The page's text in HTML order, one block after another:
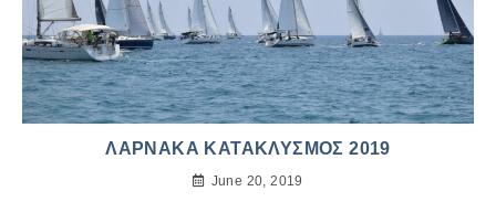
ΛΑΡΝΑΚΑ ΚΑΤΑΚΛΥΣΜΟΣ 2019
June 20, 2019